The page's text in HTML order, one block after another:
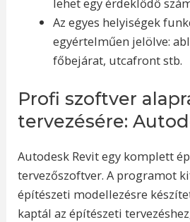
Az egyes helyiségek
egyértelműen jelölve:
főbejárat, utcafront stb.
Profi szoftver
tervezésére:
Autodesk Revit egy komplett
tervezőszoftver. A programot
építészeti modellezésre
kaptál az építészeti